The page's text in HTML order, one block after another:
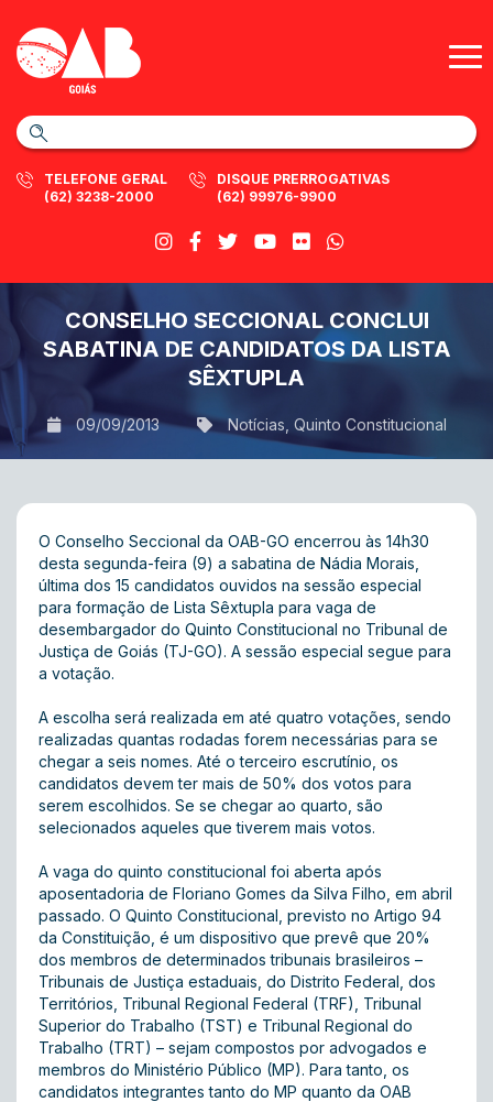
TELEFONE GERAL
(62) 3238-2000
DISQUE PRERROGATIVAS
(62) 99976-9900
CONSELHO SECCIONAL CONCLUI
SABATINA DE CANDIDATOS DA LISTA
SÊXTUPLA
09/09/2013 Notícias Quinto Constitucional
O Conselho Seccional da OAB-GO encerrou às 14h30
desta segunda-feira (9) a sabatina de Nádia Morais,
última dos 15 candidatos ouvidos na sessão especial
para formação de Lista Sêxtupla para vaga de
desembargador do Quinto Constitucional no Tribunal de
Justiça de Goiás (TJ-GO). A sessão especial segue para
a votação.
A escolha será realizada em até quatro votações, sendo
realizadas quantas rodadas forem necessárias para se
chegar a seis nomes. Até o terceiro escrutínio, os
candidatos devem ter mais de 50% dos votos para
serem escolhidos. Se se chegar ao quarto, são
selecionados aqueles que tiverem mais votos.
A vaga do quinto constitucional foi aberta após
aposentadoria de Floriano Gomes da Silva Filho, em abril
passado. O Quinto Constitucional, previsto no Artigo 94
da Constituição, é um dispositivo que prevê que 20%
dos membros de determinados tribunais brasileiros –
Tribunais de Justiça estaduais, do Distrito Federal, dos
Territórios, Tribunal Regional Federal (TRF), Tribunal
Superior do Trabalho (TST) e Tribunal Regional do
Trabalho (TRT) – sejam compostos por advogados e
membros do Ministério Público (MP). Para tanto, os
candidatos integrantes tanto do MP quanto da OAB